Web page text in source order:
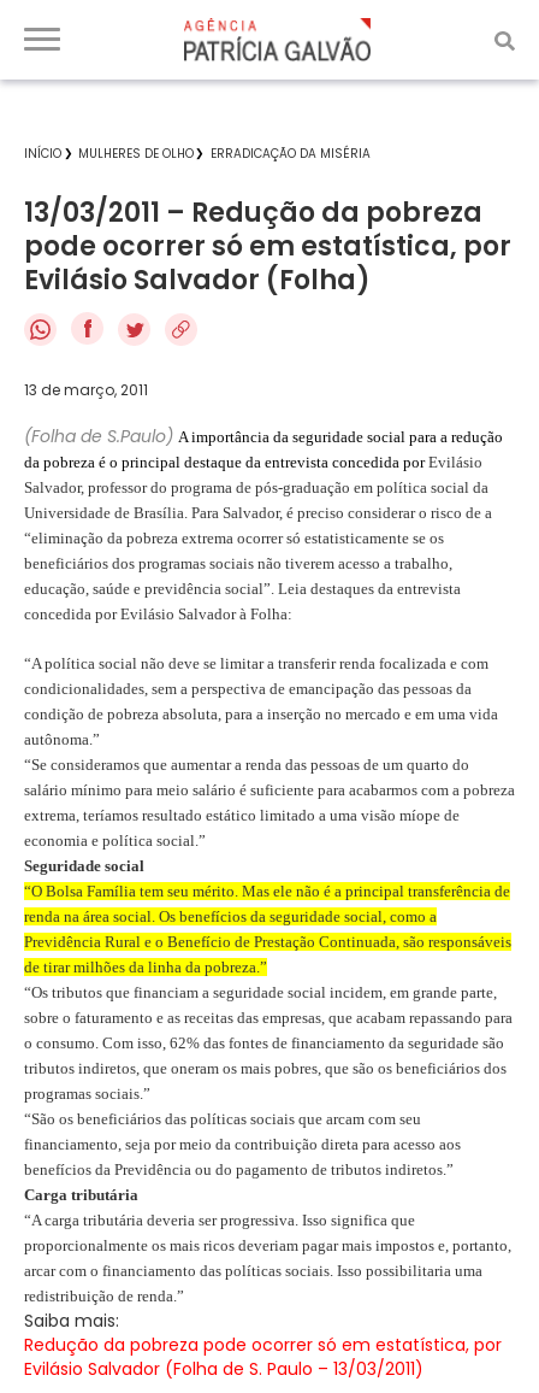
INÍCIO MULHERES DE OLHO ERRADICAÇÃO DA MISÉRIA
13/03/2011 – Redução da pobreza
pode ocorrer só em estatística, por
Evilásio Salvador (Folha)
f
13 de março, 2011
(Folha de S.Paulo) A importância da seguridade social para a redução
da pobreza é o principal destaque da entrevista concedida porEvilásio
Salvador, professor do programa de pós-graduação em política social da
Universidade de Brasília. Para Salvador, é preciso considerar o risco de a
“eliminação da pobreza extrema ocorrer só estatisticamente se os
beneficiários dos programas sociais não tiverem acesso a trabalho,
educação, saúde e previdência social”. Leia destaques da entrevista
concedida por Evilásio Salvador à Folha:
“A política social não deve se limitar a transferir renda focalizada e com
condicionalidades, sem a perspectiva de emancipação das pessoas da
condição de pobreza absoluta, para a inserção no mercado e em uma vida
autônoma.”
“Se consideramos que aumentar a renda das pessoas de um quarto do
salário mínimo para meio salário é suficiente para acabarmos com a pobreza
extrema, teríamos resultado estático limitado a uma visão míope de
economia e política social.”
Seguridade social
“O Bolsa Família tem seu mérito. Mas ele não é a principal transferência de
renda na área social. Os benefícios da seguridade social, como a
Previdência Rural e o Benefício de Prestação Continuada, são responsáveis
de tirar milhões da linha da pobreza.”
“Os tributos que financiam a seguridade social incidem, em grande parte,
sobre o faturamento e as receitas das empresas, que acabam repassando para
o consumo. Com isso, 62% das fontes de financiamento da seguridade são
tributos indiretos, que oneram os mais pobres, que são os beneficiários dos
programas sociais.”
“São os beneficiários das políticas sociais que arcam com seu
financiamento, seja por meio da contribuição direta para acesso aos
benefícios da Previdência ou do pagamento de tributos indiretos.”
Carga tributária
“A carga tributária deveria ser progressiva. Isso significa que
proporcionalmente os mais ricos deveriam pagar mais impostos e, portanto,
arcar com o financiamento das políticas sociais. Isso possibilitaria uma
redistribuição de renda.”
Saiba mais:
Redução da pobreza pode ocorrer só em estatística, por
Evilásio Salvador (Folha de S. Paulo – 13/03/2011)